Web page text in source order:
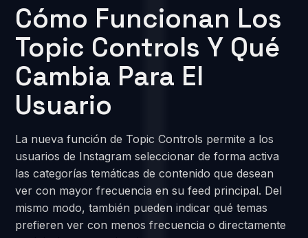
Cómo Funcionan Los
Topic Controls Y Qué
Cambia Para El
Usuario
La nueva función de Topic Controls permite a los
usuarios de Instagram seleccionar de forma activa
las categorías temáticas de contenido que desean
ver con mayor frecuencia en su feed principal. Del
mismo modo, también pueden indicar qué temas
prefieren ver con menos frecuencia o directamente